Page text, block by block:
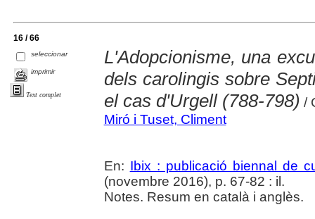
16 / 66
seleccionar
imprimir
Text complet
L'Adopcionisme, una
dels carolingis sobre
el cas d'Urgell (788-798) /
Miró i Tuset, Climent
En: Ibix : publicació biennal de
(novembre 2016), p. 67-82 : il.
Notes. Resum en català i anglès.